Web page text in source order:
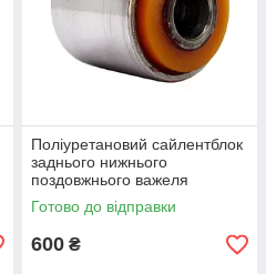
Поліуретановий сайлентблок
заднього нижнього
поздовжнього важеля
передній Lexus Is, PP-1326c
Готово до відправки
600 ₴